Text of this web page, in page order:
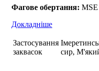
Фагове обертання:
Докладніше
Застосування
заквасок
сир,